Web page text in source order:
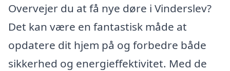
Overvejer du at få nye døre i Vinderslev?
Det kan være en fantastisk måde at
opdatere dit hjem på og forbedre både
sikkerhed og energieffektivitet. Med de